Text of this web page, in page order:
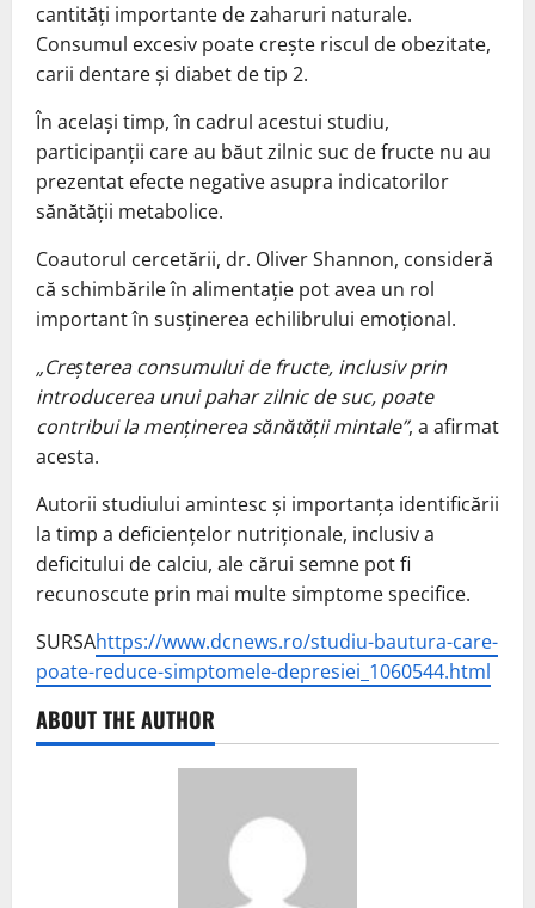
cantități importante de zaharuri naturale.
Consumul excesiv poate crește riscul de obezitate,
carii dentare și diabet de tip 2.
În același timp, în cadrul acestui studiu,
participanții care au băut zilnic suc de fructe nu au
prezentat efecte negative asupra indicatorilor
sănătății metabolice.
Coautorul cercetării, dr. Oliver Shannon, consideră
că schimbările în alimentație pot avea un rol
important în susținerea echilibrului emoțional.
„Creșterea consumului de fructe, inclusiv prin
introducerea unui pahar zilnic de suc, poate
contribui la menținerea sănătății mintale”, a afirmat
acesta.
Autorii studiului amintesc și importanța identificării
la timp a deficiențelor nutriționale, inclusiv a
deficitului de calciu, ale cărui semne pot fi
recunoscute prin mai multe simptome specifice.
SURSAhttps://www.dcnews.ro/studiu-bautura-care-
poate-reduce-simptomele-depresiei_1060544.html
ABOUT THE AUTHOR